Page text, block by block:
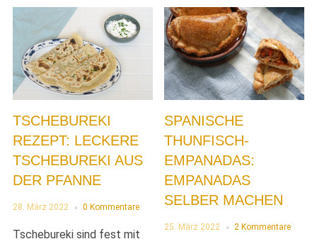
TSCHEBUREKI
REZEPT: LECKERE
TSCHEBUREKI AUS
DER PFANNE
28. März 2022 0 Kommentare
Tschebureki sind fest mit
SPANISCHE
THUNFISCH-
EMPANADAS:
EMPANADAS
SELBER MACHEN
25. März 2022 2 Kommentare